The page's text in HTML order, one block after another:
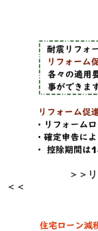
＞＞
＜＜